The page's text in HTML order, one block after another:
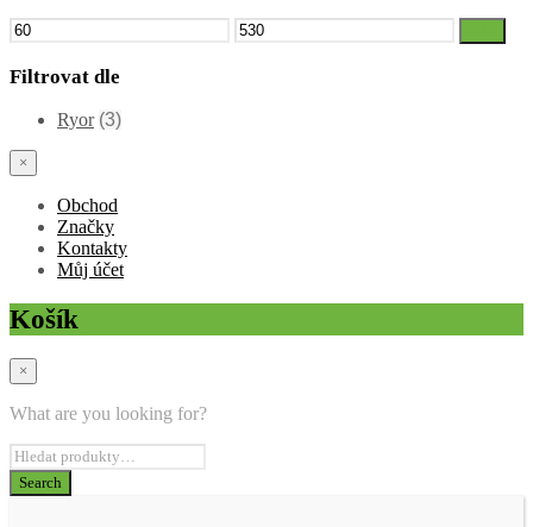
Minimální
cena
Maximální
cena
Filtrovat dle
Ryor (3)
×
Obchod
Značky
Kontakty
Můj účet
Košík
×
What are you looking for?